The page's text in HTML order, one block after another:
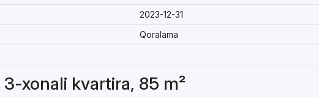
2023-12-31
Qoralama
xonali kvartira, 85 m²